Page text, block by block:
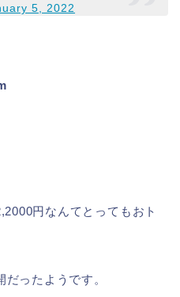
5, 2022
円なんてとってもおト
ったようです。